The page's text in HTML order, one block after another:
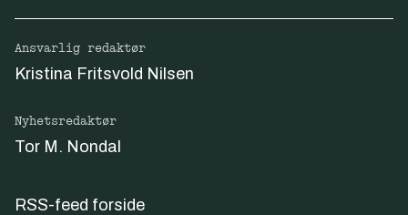
Ansvarlig redaktør
Kristina Fritsvold Nilsen
Nyhetsredaktør
Tor M. Nondal
RSS-feed forside